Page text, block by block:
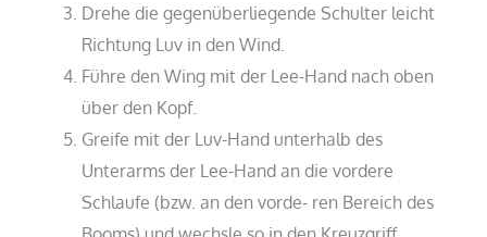
Drehe die gegenüberliegende Schulter leicht
Richtung Luv in den Wind.
Führe den Wing mit der Lee-Hand nach oben
über den Kopf.
Greife mit der Luv-Hand unterhalb des
Unterarms der Lee-Hand an die vordere
Schlaufe (bzw. an den vorde- ren Bereich des